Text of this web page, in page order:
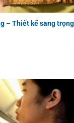
– Thiết kế sang